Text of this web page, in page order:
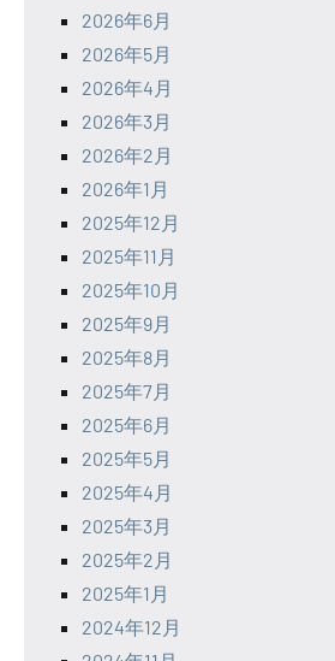
2026年6月
2026年5月
2026年4月
2026年3月
2026年2月
2026年1月
2025年12月
2025年11月
2025年10月
2025年9月
2025年8月
2025年7月
2025年6月
2025年5月
2025年4月
2025年3月
2025年2月
2025年1月
2024年12月